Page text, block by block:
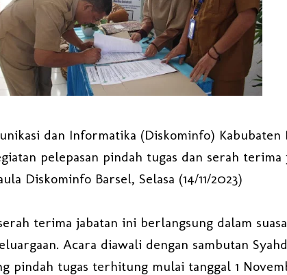
dan Informatika (Diskominfo) Kabubaten
pelepasan pindah tugas dan serah
Diskominfo Barsel, Selasa (14/11/2023)
terima jabatan ini berlangsung dalam
Acara diawali dengan sambutan
pindah tugas terhitung mulai tanggal 1